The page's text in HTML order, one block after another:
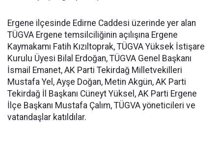
Ergene ilçesinde Edirne Caddesi üzerinde yer alan
TÜGVA Ergene temsilciliğinin açılışına Ergene
Kaymakamı Fatih Kızıltoprak, TÜGVA Yüksek İstişare
Kurulu Üyesi Bilal Erdoğan, TÜGVA Genel Başkanı
İsmail Emanet, AK Parti Tekirdağ Milletvekilleri
Mustafa Yel, Ayşe Doğan, Metin Akgün, AK Parti
Tekirdağ İl Başkanı Cüneyt Yüksel, AK Parti Ergene
İlçe Başkanı Mustafa Çalım, TÜGVA yöneticileri ve
vatandaşlar katıldılar.